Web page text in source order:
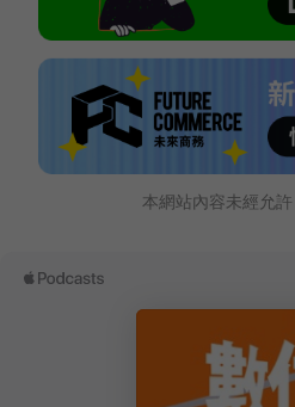
本網站內容未經允許